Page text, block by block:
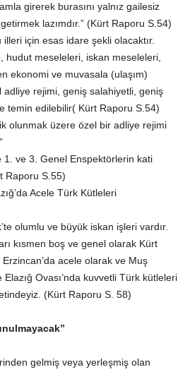
girerek burasını yalnız gailesiz
lazımdır.” (Kürt Raporu S.54)
için esas idare şekli olacaktır.
hudut meseleleri, iskan meseleleri,
ekonomi ve muvasala (ulaşım)
adliye rejimi, geniş salahiyetli, geniş
temin edilebilir( Kürt Raporu S.54)
olunmak üzere özel bir adliye rejimi
1. ve 3. Genel Enspektörlerin kati
Raporu S.55)
Acele Türk Kütleleri
olumlu ve büyük iskan işleri vardır.
kısmen boş ve genel olarak Kürt
Erzincan’da acele olarak ve Muş
Ovası’nda kuvvetli Türk kütleleri
(Kürt Raporu S. 58)
gelmiş veya yerleşmiş olan